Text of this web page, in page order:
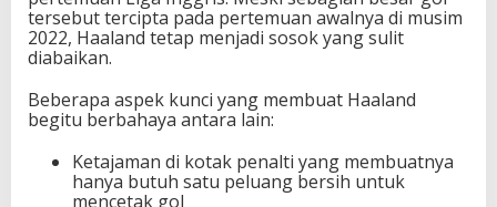
tersebut tercipta pada pertemuan awalnya di musim
2022, Haaland tetap menjadi sosok yang sulit
diabaikan.
Beberapa aspek kunci yang membuat Haaland
begitu berbahaya antara lain:
Ketajaman di kotak penalti yang membuatnya
hanya butuh satu peluang bersih untuk
mencetak gol